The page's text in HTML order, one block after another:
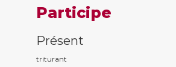
Participe
Présent
triturant